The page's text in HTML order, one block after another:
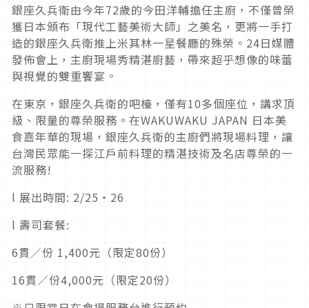
銀座久兵衛由今年72歲的今田洋輔擔任主廚，不僅曾榮
獲日本頒布「現代工藝美術大師」之美名，更將一手打
造的銀座久兵衛推上米其林一星餐廳的殊榮。24日媒體
發佈會上，主廚現場秀精湛廚藝，帶來超乎想像的味蕾
與視覺的雙重饗宴。
在東京，銀座久兵衛的吧檯，僅有10多個座位，講求頂
級、限量的尊榮服務。在WAKUWAKU JAPAN 日本美
食嘉年華的現場，銀座久兵衛的主廚們將現場料理，讓
台灣民眾能一探江戶前料理的精湛技術及名店尊榮的一
流服務!
l 展出時間: 2/25・26
l 壽司套餐:
6貫／份 1,400元（限定80份）
16貫／份4,000元（限定20份）